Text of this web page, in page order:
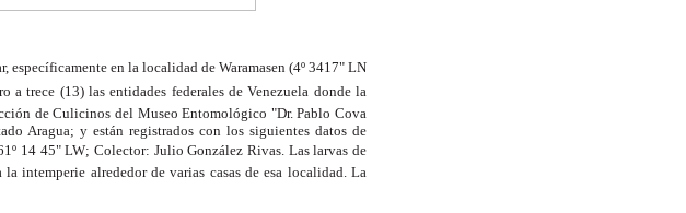
específicamente en la localidad de Waramasen (4º 3417" LN
a trece (13) las entidades federales de Venezuela donde la
de Culicinos del Museo Entomológico "Dr. Pablo Cova
Aragua; y están registrados con los siguientes datos de
14 45" LW; Colector: Julio González Rivas. Las larvas de
intemperie alrededor de varias casas de esa localidad. La